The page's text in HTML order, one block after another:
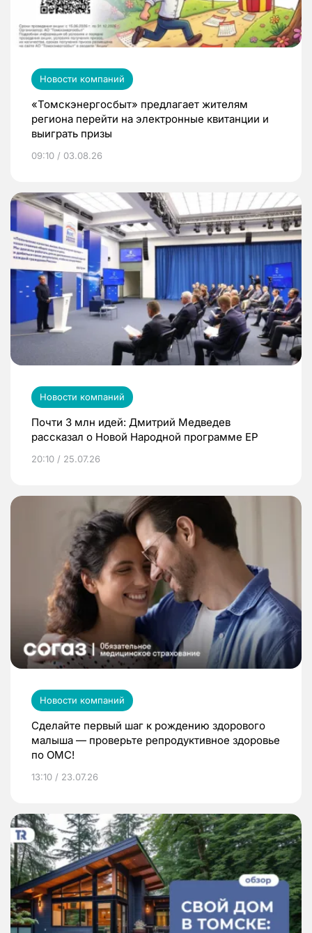
Новости компаний
«Томскэнергосбыт» предлагает жителям
региона перейти на электронные квитанции и
выиграть призы
09:10 / 03.08.26
Новости компаний
Почти 3 млн идей: Дмитрий Медведев
рассказал о Новой Народной программе ЕР
20:10 / 25.07.26
Новости компаний
Сделайте первый шаг к рождению здорового
малыша — проверьте репродуктивное здоровье
по ОМС!
13:10 / 23.07.26